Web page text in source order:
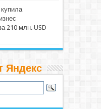
210 млн. USD
Яндекс